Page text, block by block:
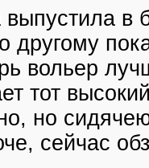
в
другому
вольер
тот
но
сейчас